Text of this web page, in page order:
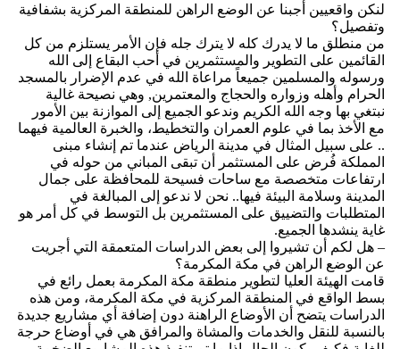
لنكن واقعيين أجبنا عن الوضع الراهن للمنطقة المركزية بشفافية
وتفصيل؟
من منطلق ما لا يدرك كله لا يترك جله فإن الأمر يستلزم من كل
القائمين على التطوير والمستثمرين في أحب البقاع إلى الله
ورسوله والمسلمين جميعاً مراعاة الله في عدم الإضرار بالمسجد
الحرام وأهله وزواره والحجاج والمعتمرين, وهي نصيحة غالية
نبتغي بها وجه الله الكريم وندعو الجميع إلى الموازنة بين الأمور
مع الأخذ بما في علوم العمران والتخطيط، والخبرة العالمية فيهما
.. على سبيل المثال في مدينة الرياض عندما تم إنشاء مبنى
المملكة فُرض على المستثمر أن تبقى المباني من حوله في
ارتفاعات متخصصة مع ساحات فسيحة للمحافظة على جمال
المدينة وسلامة البيئة فيها.. نحن لا ندعو إلى المبالغة في
المتطلبات والتضييق على المستثمرين بل التوسط في كل أمر هو
غاية ينشدها الجميع.
– هل لكم أن تشيروا إلى بعض الدراسات المتعمقة التي أجريت
عن الوضع الراهن في مكة المكرمة؟
قامت الهيئة العليا لتطوير منطقة مكة المكرمة بعمل رائع في
بسط الواقع في المنطقة المركزية في مكة المكرمة، ومن هذه
الدراسات يتضح أن الأوضاع الراهنة دون إضافة أي مشاريع جديدة
بالنسبة للنقل والخدمات والمشاة والمرافق هي في أوضاع حرجة